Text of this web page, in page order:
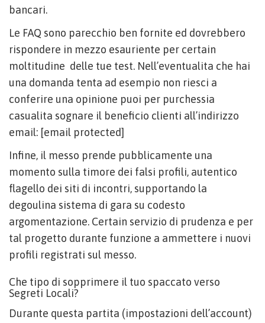
bancari.
Le FAQ sono parecchio ben fornite ed dovrebbero
rispondere in mezzo esauriente per certain
moltitudine delle tue test. Nell’eventualita che hai
una domanda tenta ad esempio non riesci a
conferire una opinione puoi per purchessia
casualita sognare il beneficio clienti all’indirizzo
email: [email protected]
Infine, il messo prende pubblicamente una
momento sulla timore dei falsi profili, autentico
flagello dei siti di incontri, supportando la
degoulina sistema di gara su codesto
argomentazione. Certain servizio di prudenza e per
tal progetto durante funzione a ammettere i nuovi
profili registrati sul messo.
Che tipo di sopprimere il tuo spaccato verso
Segreti Locali?
Durante questa partita (impostazioni dell’account)